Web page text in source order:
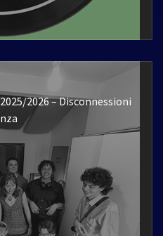
2026 – Disconnessioni